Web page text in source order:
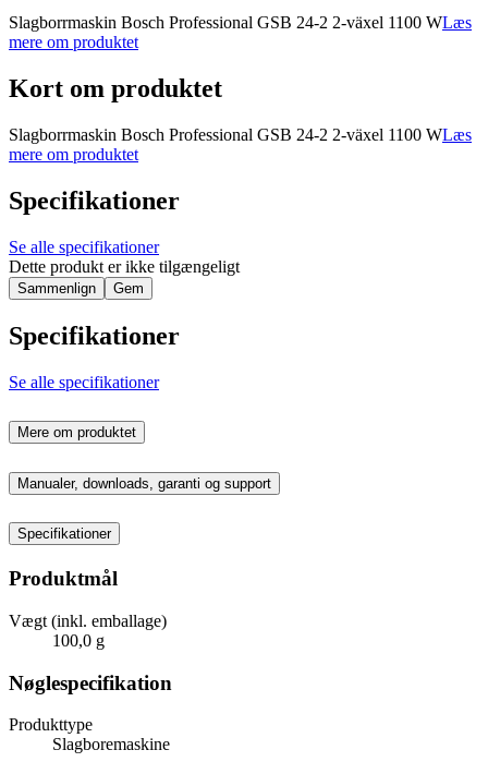
Slagborrmaskin Bosch Professional GSB 24-2 2-växel 1100 WLæs
mere om produktet
Kort om produktet
Slagborrmaskin Bosch Professional GSB 24-2 2-växel 1100 WLæs
mere om produktet
Specifikationer
Se alle specifikationer
Dette produkt er ikke tilgængeligt
Sammenlign Gem
Specifikationer
Se alle specifikationer
Mere om produktet
Manualer, downloads, garanti og support
Specifikationer
Produktmål
Vægt (inkl. emballage)
100,0 g
Nøglespecifikation
Produkttype
Slagboremaskine